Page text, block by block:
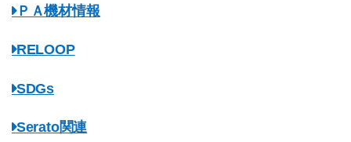
ＰＡ機材情報
RELOOP
SDGs
Serato関連